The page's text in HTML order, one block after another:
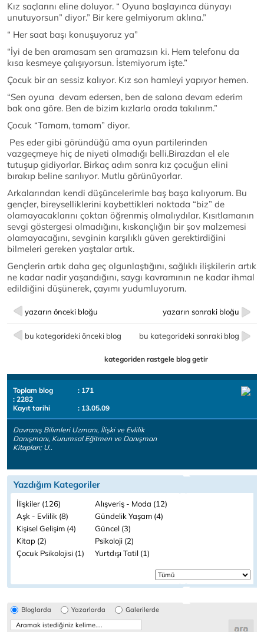
Kız saçlarını eline doluyor. “ Oyuna başlayınca dünyayı
unutuyorsun” diyor.” Bir kere gelmiyorum aklına.”
“ Her saat başı konuşuyoruz ya”
“İyi de ben aramasam sen aramazsın ki. Hem telefonu da
kısa kesmeye çalışıyorsun. İstemiyorum işte.”
Çocuk bir an sessiz kalıyor. Kız son hamleyi yapıyor hemen.
“Sen oyuna devam edersen, ben de salona devam ederim
bak ona göre. Ben de bizim kızlarla orada takılırım.”
Çocuk “Tamam, tamam” diyor.
Pes eder gibi göründüğü ama oyun partilerinden
vazgeçmeye hiç de niyeti olmadığı belli.Birazdan el ele
tutuşup gidiyorlar. Birkaç adım sonra kız çocuğun elini
bırakıp beline sarılıyor. Mutlu görünüyorlar.
Arkalarından kendi düşüncelerimle baş başa kalıyorum. Bu
gençler, bireyselliklerini kaybettikleri noktada “biz” de
olamayacaklarını çoktan öğrenmiş olmalıydılar. Kısıtlamanın
sevgi göstergesi olmadığını, kıskançlığın bir şov malzemesi
olamayacağını, sevginin karşılıklı güven gerektirdiğini
bilmeleri gereken yaştalar artık.
Gençlerin artık daha geç olgunlaştığını, sağlıklı ilişkilerin artık
ne kadar nadir yaşandığını, saygı kavramının ne kadar ihmal
edildiğini düşünerek, çayımı yudumluyorum.
yazarın önceki bloğu yazarın sonraki bloğu
bu kategorideki önceki blog bu kategorideki sonraki blog
kategoriden rastgele blog getir
Toplam blog
: 171
: 2282
Kayıt tarihi
: 13.05.09
Davranış Bilimleri Uzmanı, İlişki ve Evlilik
Danışmanı, Kurumsal Eğitmen ve Danışman
Kitapları; U..
Yazdığım Kategoriler
İlişkiler (126)
Alışveriş - Moda (12)
Aşk - Evlilik (8)
Gündelik Yaşam (4)
Kişisel Gelişim (4)
Güncel (3)
Kitap (2)
Psikoloji (2)
Çocuk Psikolojisi (1)
Yurtdışı Tatil (1)
Bloglarda Yazarlarda Galerilerde